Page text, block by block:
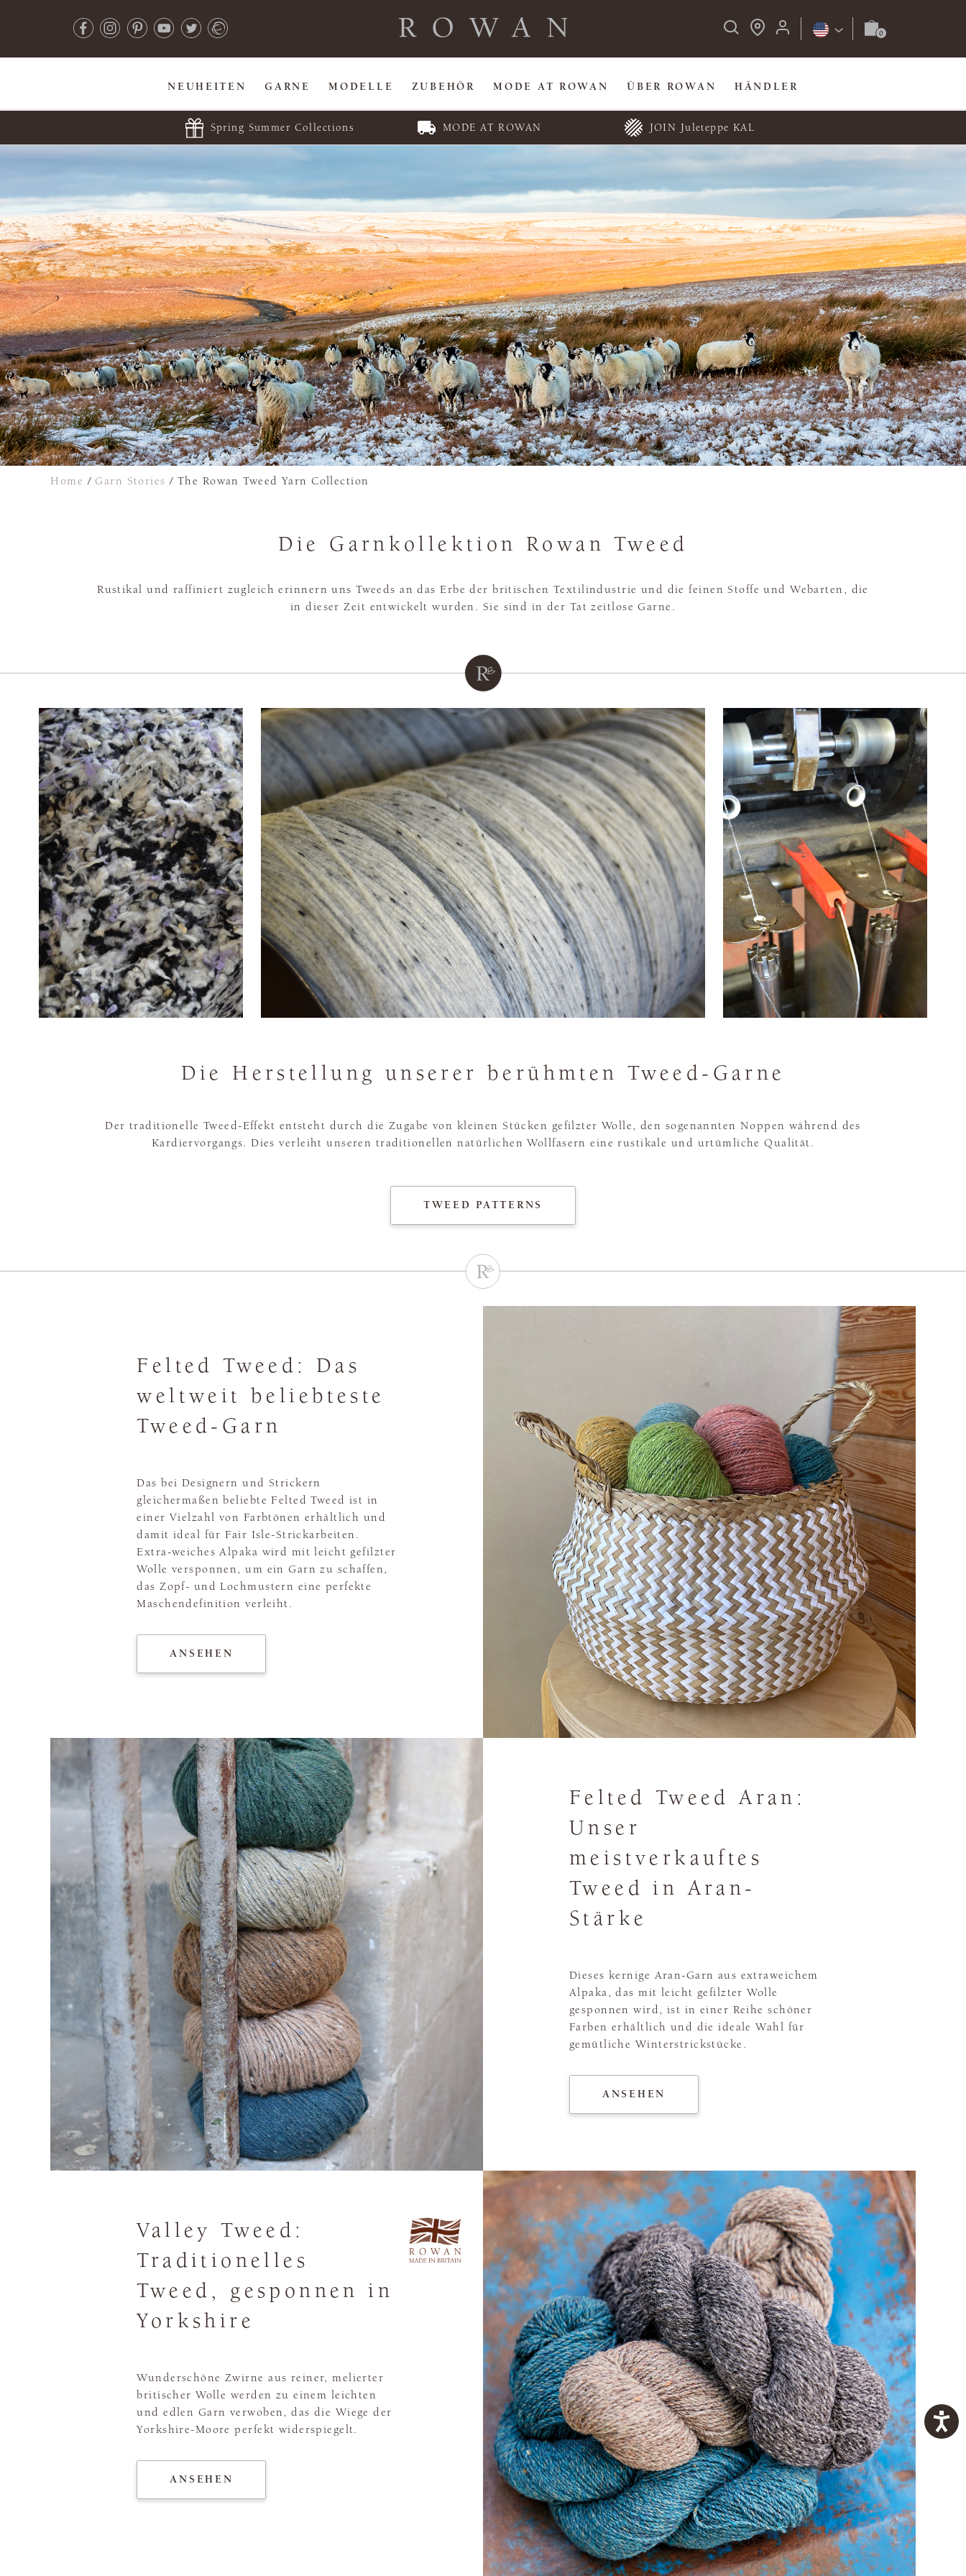
NEUHEITEN GARNE MODELLE ZUBEHÖR MODE AT ROWAN ÜBER ROWAN HÄNDLER
Spring Summer Collections MODE AT ROWAN JOIN Juleteppe KAL
Home / Garn Stories / The Rowan Tweed Yarn Collection
Die Garnkollektion Rowan Tweed
Rustikal und raffiniert zugleich erinnern uns Tweeds an das Erbe der britischen Textilindustrie und die feinen Stoffe und Webarten, die
in dieser Zeit entwickelt wurden. Sie sind in der Tat zeitlose Garne.
Die Herstellung unserer berühmten Tweed-Garne
Der traditionelle Tweed-Effekt entsteht durch die Zugabe von kleinen Stücken gefilzter Wolle, den sogenannten Noppen während des
Kardiervorgangs. Dies verleiht unseren traditionellen natürlichen Wollfasern eine rustikale und urtümliche Qualität.
TWEED PATTERNS
Felted Tweed: Das
weltweit beliebteste
Tweed-Garn
Das bei Designern und Strickern
gleichermaßen beliebte Felted Tweed ist in
einer Vielzahl von Farbtönen erhältlich und
damit ideal für Fair Isle-Strickarbeiten.
Extra-weiches Alpaka wird mit leicht gefilzter
Wolle versponnen, um ein Garn zu schaffen,
das Zopf- und Lochmustern eine perfekte
Maschendefinition verleiht.
ANSEHEN
Felted Tweed Aran:
Unser
meistverkauftes
Tweed in Aran-
Stärke
Dieses kernige Aran-Garn aus extraweichem
Alpaka, das mit leicht gefilzter Wolle
gesponnen wird, ist in einer Reihe schöner
Farben erhältlich und die ideale Wahl für
gemütliche Winterstrickstücke.
ANSEHEN
Valley Tweed:
Traditionelles
Tweed, gesponnen in
Yorkshire
Wunderschöne Zwirne aus reiner, melierter
britischer Wolle werden zu einem leichten
und edlen Garn verwoben, das die Wiege der
Yorkshire-Moore perfekt widerspiegelt.
ANSEHEN